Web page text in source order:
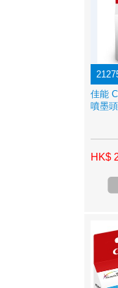
佳能
噴墨
HK$